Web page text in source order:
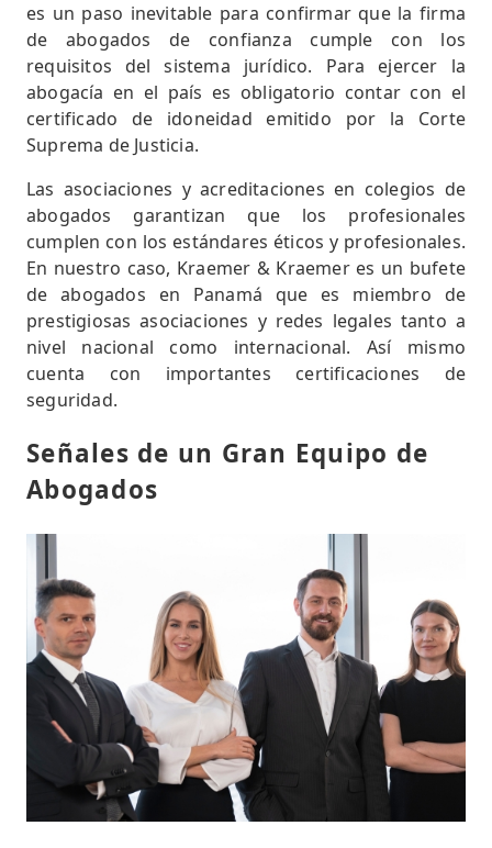
es un paso inevitable para confirmar que la firma
de abogados de confianza cumple con los
requisitos del sistema jurídico. Para ejercer la
abogacía en el país es obligatorio contar con el
certificado de idoneidad emitido por la Corte
Suprema de Justicia.
Las asociaciones y acreditaciones en colegios de
abogados garantizan que los profesionales
cumplen con los estándares éticos y profesionales.
En nuestro caso, Kraemer & Kraemer es un bufete
de abogados en Panamá que es miembro de
prestigiosas asociaciones y redes legales tanto a
nivel nacional como internacional. Así mismo
cuenta con importantes certificaciones de
seguridad.
Señales de un Gran Equipo de
Abogados